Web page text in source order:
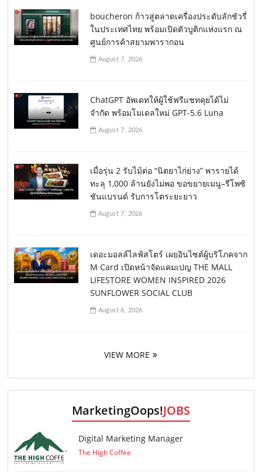
boucheron ก้าวสู่ตลาดเครื่องประดับลักชัวรี่
ในประเทศไทย พร้อมเปิดตัวบูติกแห่งแรก ณ
ศูนย์การค้าสยามพารากอน
August 7, 2026
ChatGPT อัพเดทให้ผู้ใช้ฟรีแชทคุยได้ไม่
จำกัด พร้อมโมเดลใหม่ GPT-5.6 Luna
August 7, 2026
เมื่อรุ่น 2 รับไม้ต่อ “นิตยาไก่ย่าง” พารายได้
ทะลุ 1,000 ล้านยังไม่พอ ขอขยายเมนู–รีโพซิ
ชันแบรนด์ รับการโตระยะยาว
August 7, 2026
เดอะมอลล์ไลฟ์สโตร์ เผยอินไซต์ผู้บริโภคจาก
M Card เปิดหน้าจัดแคมเปญ THE MALL
LIFESTORE WOMEN INSPIRED 2026
SUNFLOWER SOCIAL CLUB
August 6, 2026
VIEW MORE
MarketingOops!JOBS
Digital Marketing Manager
The High Coffee